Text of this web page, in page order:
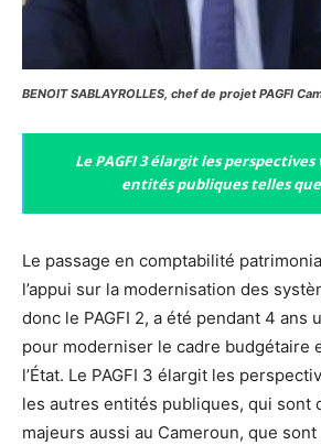
BENOIT SABLAYROLLES, chef de projet PAGFI
Le PAGFI 3 élargit les
entités publiques telles que
Le passage en comptabilité
l’appui sur la modernisation des
donc le PAGFI 2, a été pendant 4 ans
pour moderniser le cadre budgétaire
l’État. Le PAGFI 3 élargit les
les autres entités publiques, qui sont
majeurs aussi au Cameroun, que